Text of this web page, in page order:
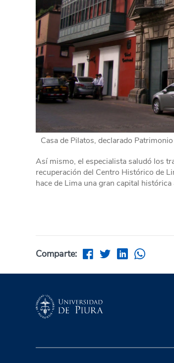
Casa de Pilatos, declarado
Así mismo, el especialista saludó los
recuperación del Centro Histórico de
hace de Lima una gran capital histórica
Comparte: